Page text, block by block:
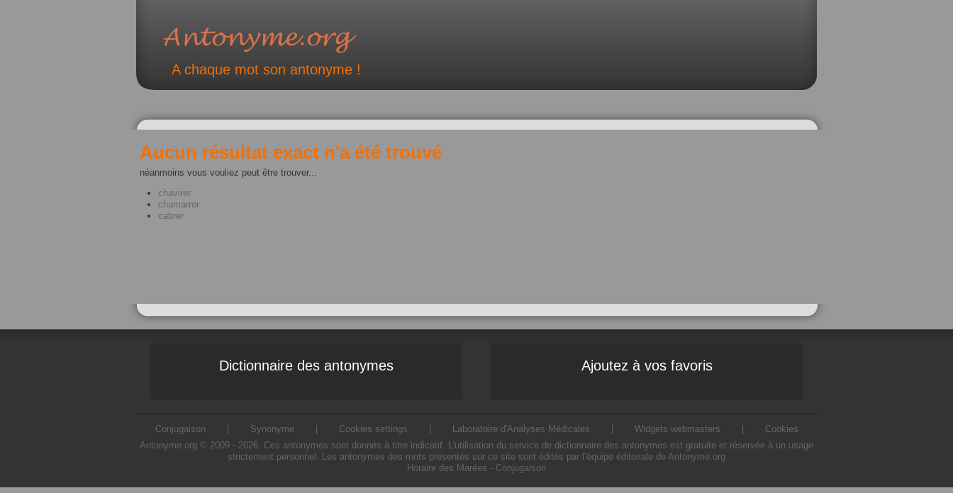
A chaque mot son antonyme !
Aucun résultat exact n'a été trouvé
néanmoins vous vouliez peut être trouver...
chavirer
chamarrer
cabrer
Dictionnaire des antonymes Ajoutez à vos favoris
Conjugaison Synonyme Cookies settings Laboratoire d'Analyses Médicales Widgets webmasters
Cookies
Antonyme.org © 2009 - 2026. Ces antonymes sont donnés à titre indicatif. L'utilisation du service de dictionnaire des antonymes est gratuite et réservée à un usage
strictement personnel. Les antonymes des mots présentés sur ce site sont édités par l’équipe éditoriale de Antonyme.org
Horaire des Marées - Conjugaison